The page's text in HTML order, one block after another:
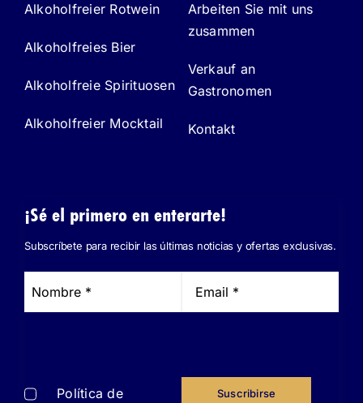
Alkoholfreier Rotwein
Alkoholfreies Bier
Alkoholfreie Spirituosen
Alkoholfreier Mocktail
Arbeiten Sie mit uns
zusammen
Verkauf an
Gastronomen
Kontakt
¡Sé el primero en enterarte!
Subscríbete para recibir las últimas noticias y ofertas exclusivas.
Política de
Suscribirse